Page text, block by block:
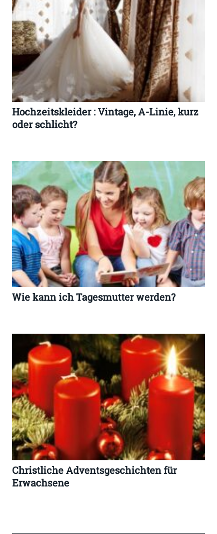
Hochzeitskleider : Vintage, A-Linie, kurz
oder schlicht?
Wie kann ich Tagesmutter werden?
Christliche Adventsgeschichten für
Erwachsene